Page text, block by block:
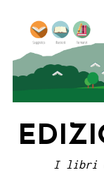
content
I libri